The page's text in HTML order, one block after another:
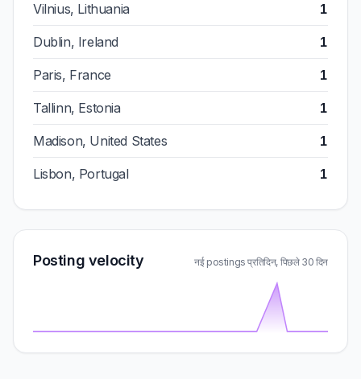
Vilnius, Lithuania 1
Dublin, Ireland 1
Paris, France 1
Tallinn, Estonia 1
Madison, United States 1
Lisbon, Portugal 1
Posting velocity नई postings प्रतिदिन, पिछले 30 दिन